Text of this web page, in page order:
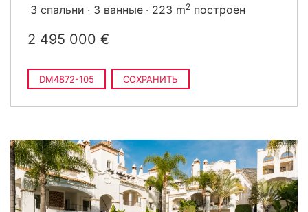
3 спальни 3 ванные 223 m2 построен
2 495 000 €
DM4872-105 СОХРАНИТЬ